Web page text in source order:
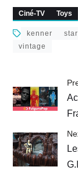
Ciné-TV Toys
kenner
vintage